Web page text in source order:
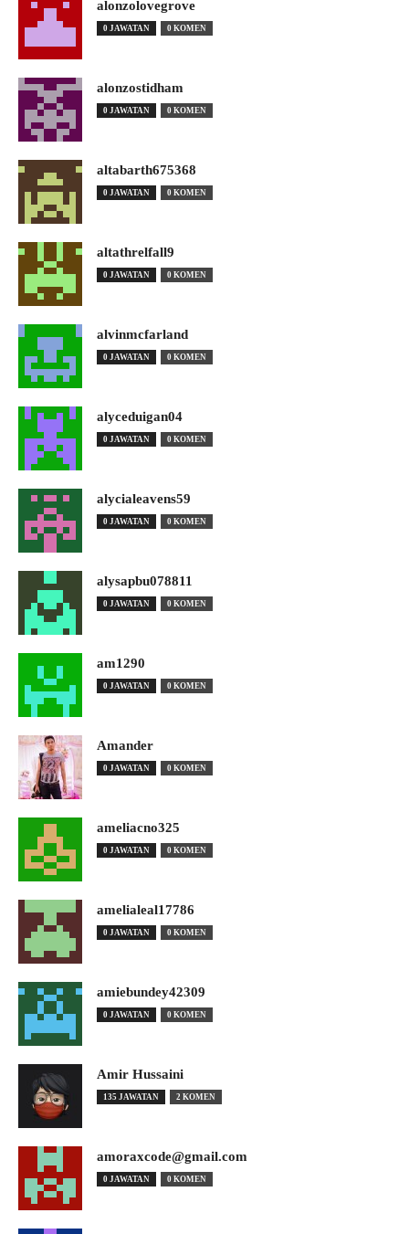
alonzolovegrove
0 JAWATAN 0 KOMEN
alonzostidham
0 JAWATAN 0 KOMEN
altabarth675368
0 JAWATAN 0 KOMEN
altathrelfall9
0 JAWATAN 0 KOMEN
alvinmcfarland
0 JAWATAN 0 KOMEN
alyceduigan04
0 JAWATAN 0 KOMEN
alycialeavens59
0 JAWATAN 0 KOMEN
alysapbu078811
0 JAWATAN 0 KOMEN
am1290
0 JAWATAN 0 KOMEN
Amander
0 JAWATAN 0 KOMEN
ameliacno325
0 JAWATAN 0 KOMEN
amelialeal17786
0 JAWATAN 0 KOMEN
amiebundey42309
0 JAWATAN 0 KOMEN
Amir Hussaini
135 JAWATAN 2 KOMEN
amoraxcode@gmail.com
0 JAWATAN 0 KOMEN